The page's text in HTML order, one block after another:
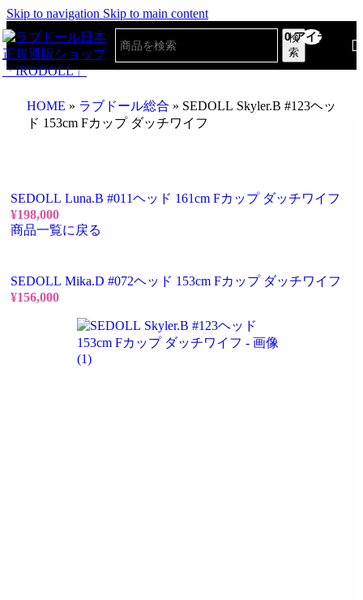
Skip to navigation Skip to main content
検
索
0アイテム
HOME » ラブドール総合 » SEDOLL Skyler.B #123ヘッ
ド 153cm Fカップ ダッチワイフ
SEDOLL Luna.B #011ヘッド 161cm Fカップ ダッチワイフ
¥198,000
商品一覧に戻る
SEDOLL Mika.D #072ヘッド 153cm Fカップ ダッチワイフ
¥156,000